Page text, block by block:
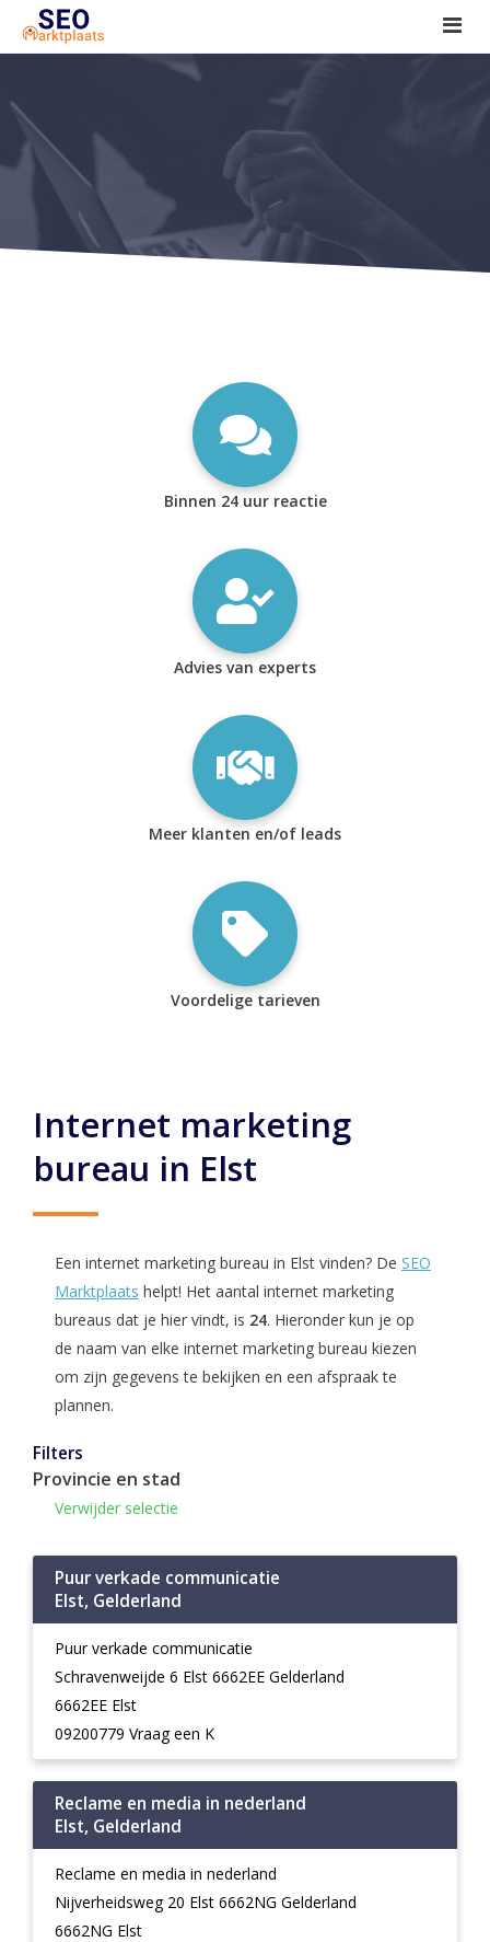
SEO tools reviews
Marketeer bij jou in de buurt?
Offerte
1. Seo voor beginners +
2. Onderzoeken +
Binnen 24 uur reactie
Advies van experts
Meer klanten en/of leads
Voordelige tarieven
Internet marketing
bureau in Elst
Een internet marketing bureau in Elst vinden? De SEO
Marktplaats helpt! Het aantal internet marketing
bureaus dat je hier vindt, is 24. Hieronder kun je op
de naam van elke internet marketing bureau kiezen
om zijn gegevens te bekijken en een afspraak te
plannen.
Filters
Provincie en stad
Verwijder selectie
Puur verkade communicatie
Elst, Gelderland
Puur verkade communicatie
Schravenweijde 6 Elst 6662EE Gelderland
6662EE Elst
09200779 Vraag een K
Reclame en media in nederland
Elst, Gelderland
Reclame en media in nederland
Nijverheidsweg 20 Elst 6662NG Gelderland
6662NG Elst